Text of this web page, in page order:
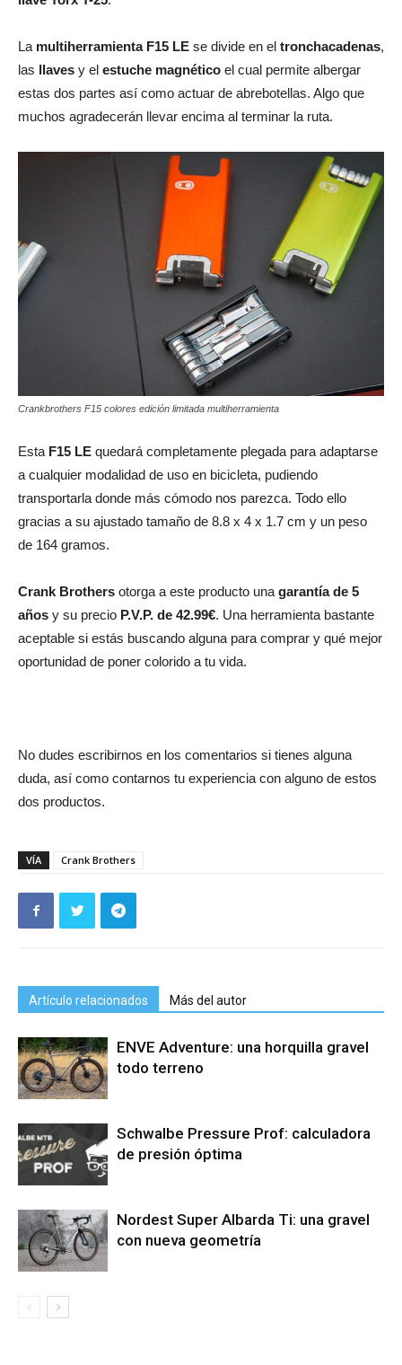
La multiherramienta F15 LE se divide en el tronchacadenas,
las llaves y el estuche magnético el cual permite albergar
estas dos partes así como actuar de abrebotellas. Algo que
muchos agradecerán llevar encima al terminar la ruta.
Crankbrothers F15 colores edición limitada multiherramienta
Esta F15 LE quedará completamente plegada para adaptarse
a cualquier modalidad de uso en bicicleta, pudiendo
transportarla donde más cómodo nos parezca. Todo ello
gracias a su ajustado tamaño de 8.8 x 4 x 1.7 cm y un peso
de 164 gramos.
Crank Brothers otorga a este producto una garantía de 5
años y su precio P.V.P. de 42.99€. Una herramienta bastante
aceptable si estás buscando alguna para comprar y qué mejor
oportunidad de poner colorido a tu vida.
No dudes escribirnos en los comentarios si tienes alguna
duda, así como contarnos tu experiencia con alguno de estos
dos productos.
VÍA Crank Brothers
Artículo relacionados Más del autor
ENVE Adventure: una horquilla gravel
todo terreno
Schwalbe Pressure Prof: calculadora
de presión óptima
Nordest Super Albarda Ti: una gravel
con nueva geometría